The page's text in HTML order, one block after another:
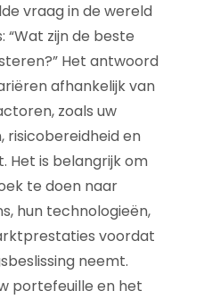
vraag in de wereld
“Wat zijn de beste
Het antwoord
afhankelijk van
zoals uw
risicobereidheid en
Het is belangrijk om
te doen naar
hun technologieën,
voordat
neemt.
portefeuille en het